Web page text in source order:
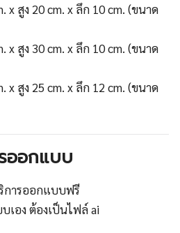
x สูง 20 cm. x ลึก 10 cm. (ขนาด
x สูง 30 cm. x ลึก 10 cm. (ขนาด
x สูง 25 cm. x ลึก 12 cm. (ขนาด
ออกแบบ
การออกแบบฟรี
เอง ต้องเป็นไฟล์ ai